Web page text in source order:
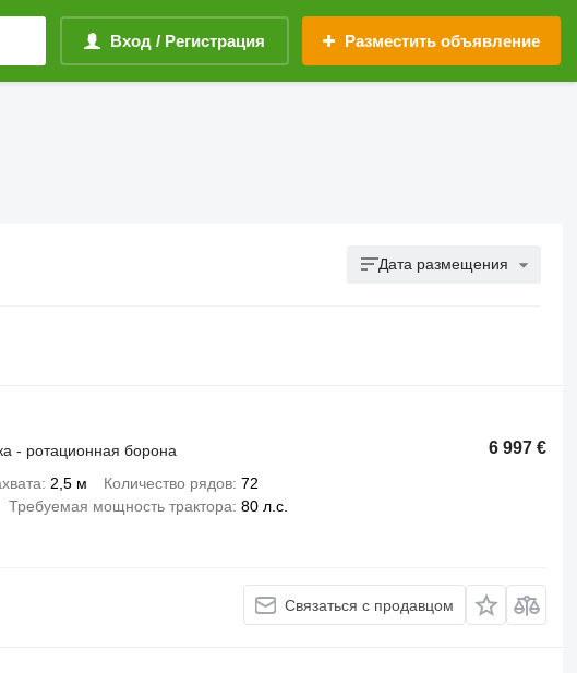
Вход / Регистрация Разместить объявление
Дата размещения
6 997 €
- ротационная борона
2,5 м Количество рядов 72
Требуемая мощность трактора 80 л.с.
Связаться с продавцом